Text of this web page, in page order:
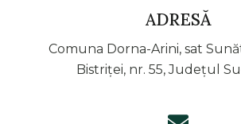
ADRESĂ
Comuna Dorna-Arini, sat
Bistriței, nr. 55, Județul